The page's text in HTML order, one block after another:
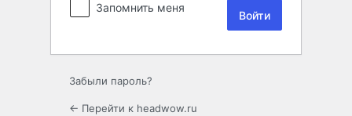
Запомнить меня
Забыли пароль?
← Перейти к headwow.ru